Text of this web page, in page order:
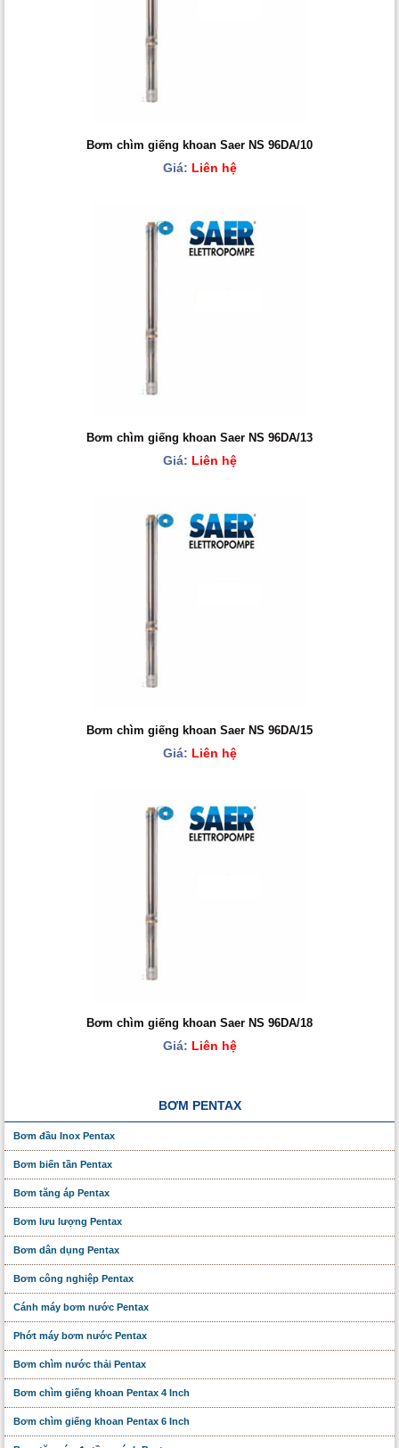
Bơm chìm giếng khoan Saer NS 96DA/10
Giá: Liên hệ
Bơm chìm giếng khoan Saer NS 96DA/13
Giá: Liên hệ
Bơm chìm giếng khoan Saer NS 96DA/15
Giá: Liên hệ
Bơm chìm giếng khoan Saer NS 96DA/18
Giá: Liên hệ
BƠM PENTAX
Bơm đầu Inox Pentax
Bơm biến tần Pentax
Bơm tăng áp Pentax
Bơm lưu lượng Pentax
Bơm dân dụng Pentax
Bơm công nghiệp Pentax
Cánh máy bơm nước Pentax
Phớt máy bơm nước Pentax
Bơm chìm nước thải Pentax
Bơm chìm giếng khoan Pentax 4 Inch
Bơm chìm giếng khoan Pentax 6 Inch